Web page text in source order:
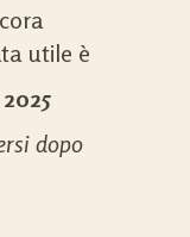
utile è
dopo